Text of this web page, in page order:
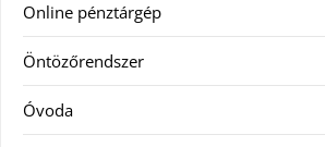
Online pénztárgép
Öntözőrendszer
Óvoda